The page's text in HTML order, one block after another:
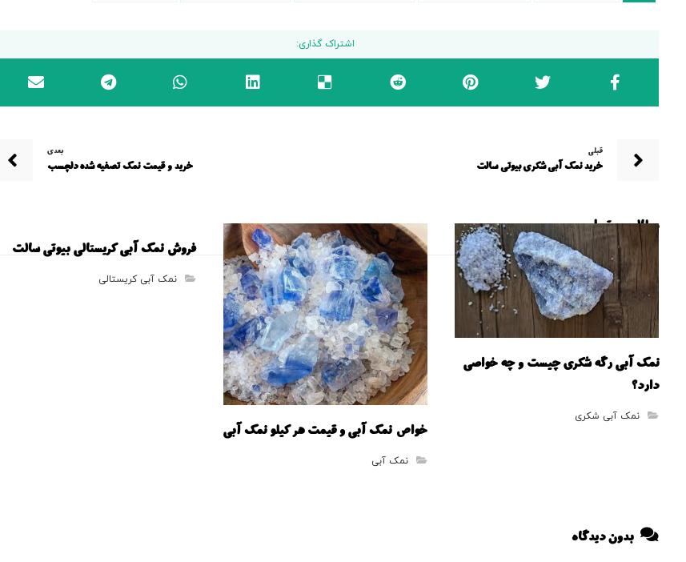
قبلی
خرید نمک آبی شکری بیوتی سالت
بعدی
خرید و قیمت نمک تصفیه شده دلچسب
مطالب مرتبط ...
نمک آبی رگه شکری چیست و چه خواصی
دارد؟
نمک آبی شکری
خواص نمک آبی و قیمت هر کیلو نمک آبی
نمک آبی
فروش نمک آبی کریستالی بیوتی سالت
نمک آبی کریستالی
بدون دیدگاه